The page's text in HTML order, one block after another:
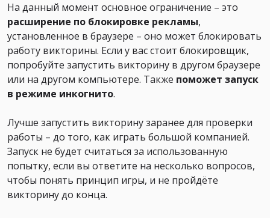
На данный момент основное ограничение – это
расширение по блокировке рекламы,
установленное в браузере – оно может блокировать
работу викторины. Если у вас стоит блокировщик,
попробуйте запустить викторину в другом браузере
или на другом компьютере. Также поможет запуск
в режиме инкогнито.
Лучше запустить викторину заранее для проверки
работы – до того, как играть большой компанией.
Запуск не будет считаться за использованную
попытку, если вы ответите на несколько вопросов,
чтобы понять принцип игры, и не пройдёте
викторину до конца.